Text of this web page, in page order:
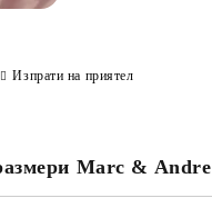
Изпрати на приятел
Marc & Andre